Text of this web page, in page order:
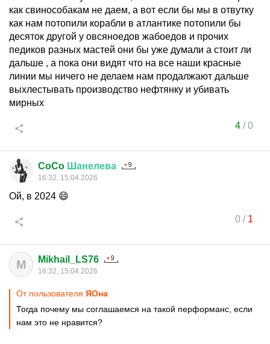
как свинособакам не даем, а вот если бы мы в отвутку
как нам потопили корабли в атлантике потопили бы
десяток другой у овсяноедов жабоедов и прочих
педиков разных мастей они бы уже думали а стоит ли
дальше , а пока они видят что на все наши красные
линии мы ничего не делаем нам продалжают дальше
выхлестывать производство нефтянку и убивать
мирных
4/0
CoCo Шанелева
16:32, 15.04.2026
Ой, в 2024 😄
0/ 1
M Mikhail_LS76
16:32, 15.04.2026
От пользователя ЯОна
Тогда почему мы соглашаемся на такой перформанс, если
нам это не нравится?